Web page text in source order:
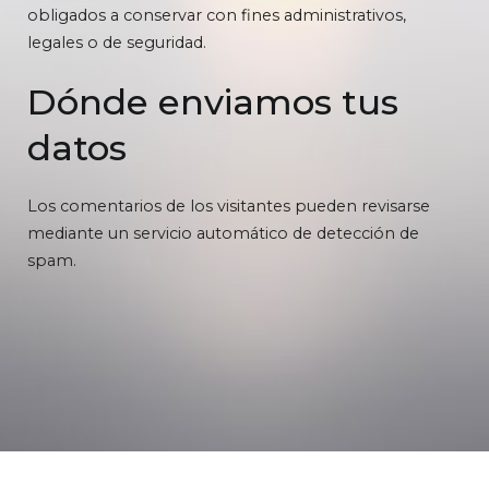
obligados a conservar con fines administrativos,
legales o de seguridad.
Dónde enviamos tus
datos
Los comentarios de los visitantes pueden revisarse
mediante un servicio automático de detección de
spam.